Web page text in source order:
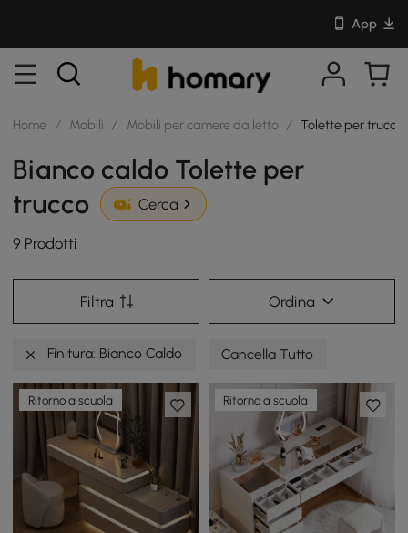
App
Home / Mobili / Mobili per camere da letto / Tolette per trucco
Bianco caldo Tolette per
trucco
Cerca
9 Prodotti
Filtra Ordina
Finitura: Bianco Caldo Cancella Tutto
Ritorno a scuola Ritorno a scuola